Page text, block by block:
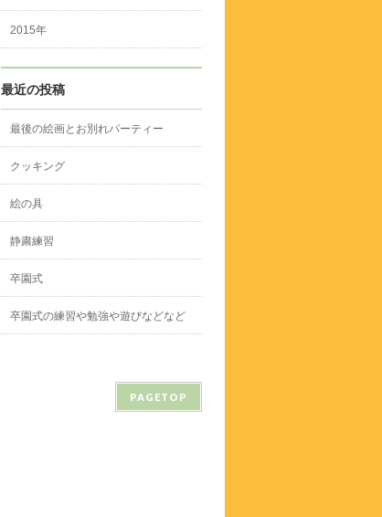
2015年
最近の投稿
最後の絵画とお別れパーティー
クッキング
絵の具
静粛練習
卒園式
卒園式の練習や勉強や遊びなどなど
PAGETOP